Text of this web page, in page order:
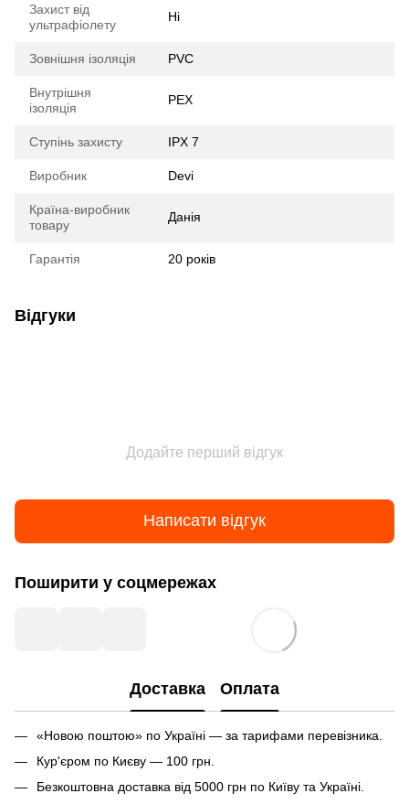
Захист від
ультрафіолету
Ні
Зовнішня ізоляція PVC
Внутрішня
ізоляція
РЕХ
Ступінь захисту IPX 7
Виробник Devi
Країна-виробник
товару
Данія
Гарантія 20 років
Відгуки
Додайте перший відгук
Написати відгук
Поширити у соцмережах
Доставка Оплата
«Новою поштою» по Україні — за тарифами перевізника.
Кур'єром по Києву — 100 грн.
Безкоштовна доставка від 5000 грн по Київу та Україні.